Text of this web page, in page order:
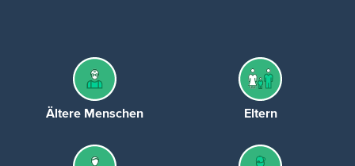
Ältere Menschen Eltern